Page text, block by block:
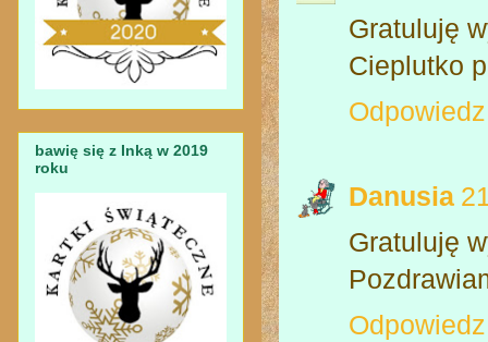
Gratuluję
Cieplutko
Odpowiedz
Danusia
Gratuluję
Odpowiedz
bawię się z Inką w 2019
roku